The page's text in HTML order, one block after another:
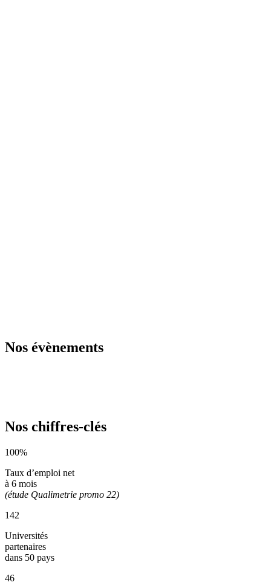
Nos évènements
Nos chiffres-clés
100%
Taux d’emploi net
à 6 mois
(étude Qualimetrie promo 22)
142
Universités
partenaires
dans 50 pays
46